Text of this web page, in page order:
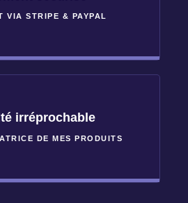
VIA STRIPE & PAYPAL
irréprochable
DE MES PRODUITS